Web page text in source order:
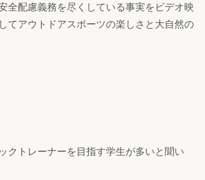
全配慮義務を尽くしている事実をビデオ映
てアウトドアスポーツの楽しさと大自然の
トレーナーを目指す学生が多いと聞い